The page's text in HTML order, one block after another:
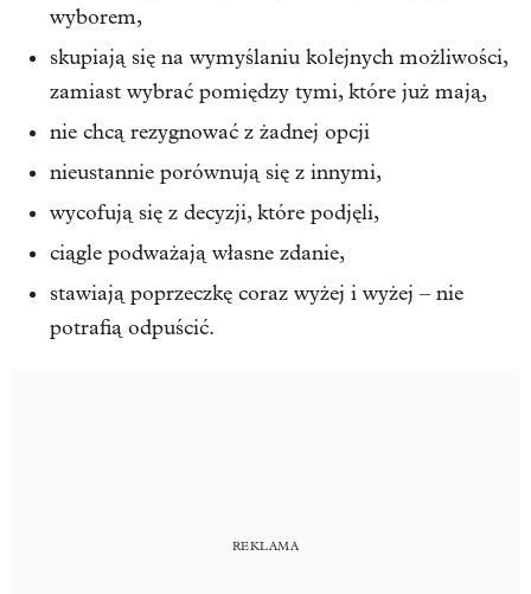
wyborem,
skupiają się na wymyślaniu kolejnych możliwości,
zamiast wybrać pomiędzy tymi, które już mają,
nie chcą rezygnować z żadnej opcji
nieustannie porównują się z innymi,
wycofują się z decyzji, które podjęli,
ciągle podważają własne zdanie,
stawiają poprzeczkę coraz wyżej i wyżej – nie
potrafią odpuścić.